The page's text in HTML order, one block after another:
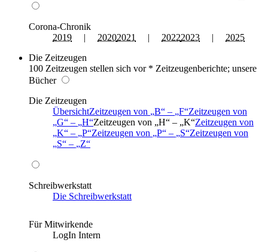
Corona-Chronik
2019 | 20202021 | 20222023 | 2025
Die Zeitzeugen
100 Zeitzeugen stellen sich vor * Zeitzeugenberichte; unsere
Bücher
Die Zeitzeugen
ÜbersichtZeitzeugen von B – F Zeitzeugen von
G
– H Zeitzeugen von H – K Zeitzeugen von
K
– P Zeitzeugen von P – S Zeitzeugen von
S
– Z
Schreibwerkstatt
Die Schreibwerkstatt
Für Mitwirkende
LogIn Intern